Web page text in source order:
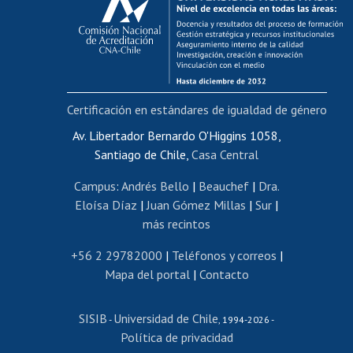
Postulación al AUCAI
Funcionarias/os
Cursos internos de capacitación
Bienestar del personal
Portal de movilidad interna
Certificado de renta
Certificado de renta honorarios
Editar páginas blancas
Extranjeras/os
Revalidación y reconocimiento de títulos
Postulación al Programa de Movilidad Estudiantil
Cursos de español
Av. Libertador Bernardo O'Higgins 1058,
Santiago de Chile, Casa Central
Campus: Andrés Bello | Beauchef| Dra.
Eloísa Díaz |Juan Gómez Millas | Sur |
más recintos
+56 2 29782000 | Teléfonos y correos |
Mapa del portal| Contacto
SISIB - Universidad de Chile, 1994-2026 -
Política de privacidad
Certificación en estándares de igualdad de género